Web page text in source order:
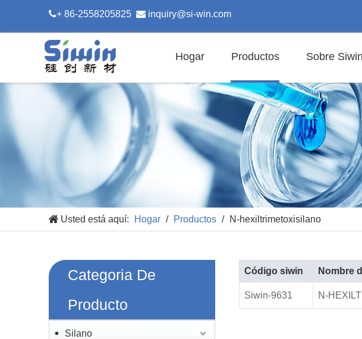
+ 86-2558205825  inquiry@si-win.com
Hogar Productos Sobre Siwin
Usted está aquí: Hogar / Productos / N-hexiltrimetoxisilano
Categoria De
Producto
Silano
Código siwin Nombre
Siwin-9631 N-